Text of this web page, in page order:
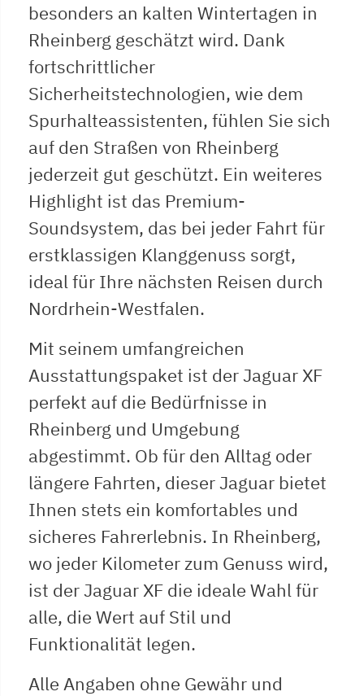
besonders an kalten Wintertagen in
Rheinberg geschätzt wird. Dank
fortschrittlicher
Sicherheitstechnologien, wie dem
Spurhalteassistenten, fühlen Sie sich
auf den Straßen von Rheinberg
jederzeit gut geschützt. Ein weiteres
Highlight ist das Premium-
Soundsystem, das bei jeder Fahrt für
erstklassigen Klanggenuss sorgt,
ideal für Ihre nächsten Reisen durch
Nordrhein-Westfalen.
Mit seinem umfangreichen
Ausstattungspaket ist der Jaguar XF
perfekt auf die Bedürfnisse in
Rheinberg und Umgebung
abgestimmt. Ob für den Alltag oder
längere Fahrten, dieser Jaguar bietet
Ihnen stets ein komfortables und
sicheres Fahrerlebnis. In Rheinberg,
wo jeder Kilometer zum Genuss wird,
ist der Jaguar XF die ideale Wahl für
alle, die Wert auf Stil und
Funktionalität legen.
Alle Angaben ohne Gewähr und